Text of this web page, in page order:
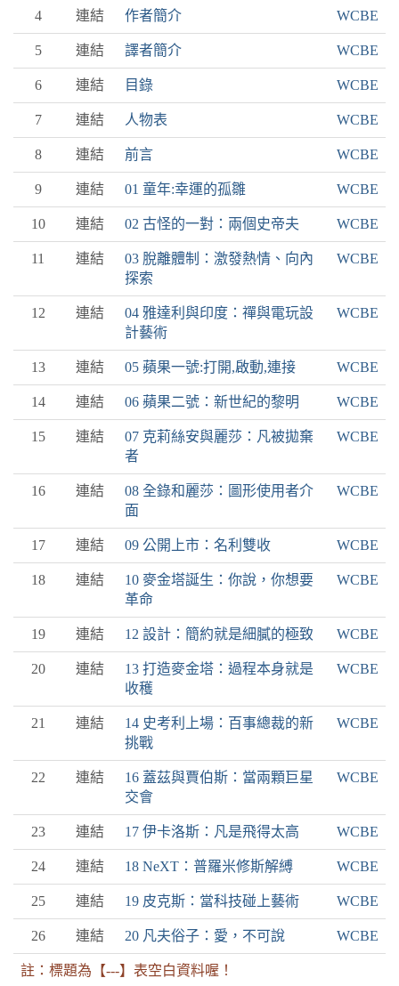
4 連結 作者簡介 WCBE
5 連結 譯者簡介 WCBE
6 連結 目錄 WCBE
7 連結 人物表 WCBE
8 連結 前言 WCBE
9 連結 01 童年:幸運的孤雛 WCBE
10 連結 02 古怪的一對：兩個史帝夫 WCBE
11 連結
03 脫離體制：激發熱情、向內
探索
WCBE
12 連結
04 雅達利與印度：禪與電玩設
計藝術
WCBE
13 連結 05 蘋果一號:打開,啟動,連接 WCBE
14 連結 06 蘋果二號：新世紀的黎明 WCBE
15 連結
07 克莉絲安與麗莎：凡被拋棄
者
WCBE
16 連結
08 全錄和麗莎：圖形使用者介
面
WCBE
17 連結 09 公開上市：名利雙收 WCBE
18 連結
10 麥金塔誕生：你說，你想要
革命
WCBE
19 連結 12 設計：簡約就是細膩的極致 WCBE
20 連結
13 打造麥金塔：過程本身就是
收穫
WCBE
21 連結
14 史考利上場：百事總裁的新
挑戰
WCBE
22 連結
16 蓋茲與賈伯斯：當兩顆巨星
交會
WCBE
23 連結 17 伊卡洛斯：凡是飛得太高 WCBE
24 連結 18 NeXT：普羅米修斯解縛 WCBE
25 連結 19 皮克斯：當科技碰上藝術 WCBE
26 連結 20 凡夫俗子：愛，不可說 WCBE
註：標題為【---】表空白資料喔！